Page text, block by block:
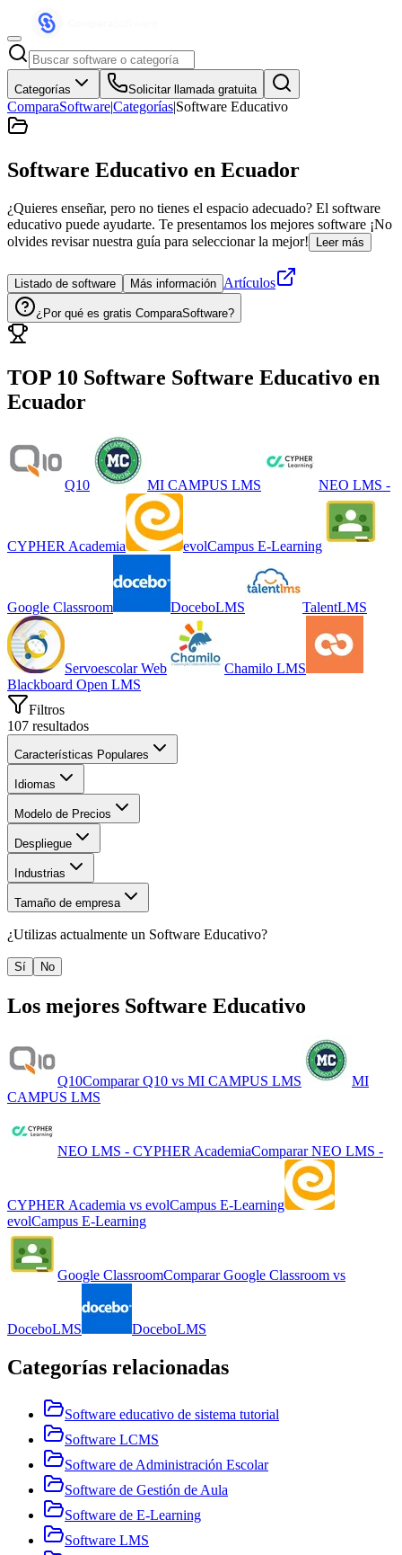
Categorías Solicitar llamada gratuita
ComparaSoftware|Categorías|Software Educativo
Software Educativo en Ecuador
¿Quieres enseñar, pero no tienes el espacio adecuado? El software
educativo puede ayudarte. Te presentamos los mejores software ¡No
olvides revisar nuestra guía para seleccionar la mejor!
Leer más
Listado de software Más información Artículos
¿Por qué es gratis ComparaSoftware?
TOP 10 Software Software Educativo en
Ecuador
Q10 MI CAMPUS LMS NEO LMS -
CYPHER Academia evolCampus E-Learning
Google Classroom DoceboLMS TalentLMS
Servoescolar Web
Chamilo LMS
Blackboard Open LMS
Filtros
107 resultados
Características Populares
Idiomas
Modelo de Precios
Despliegue
Industrias
Tamaño de empresa
¿Utilizas actualmente un Software Educativo?
Sí No
Los mejores Software Educativo
Q10Comparar Q10 vs MI CAMPUS LMS
MI
CAMPUS LMS
NEO LMS - CYPHER AcademiaComparar NEO LMS -
CYPHER Academia vs evolCampus E-Learning
evolCampus E-Learning
Google ClassroomComparar Google Classroom vs
DoceboLMS DoceboLMS
Categorías relacionadas
Software educativo de sistema tutorial
Software LCMS
Software de Administración Escolar
Software de Gestión de Aula
Software de E-Learning
Software LMS